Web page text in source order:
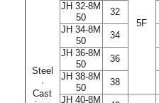
Steel
·
Cast
5F
JH 32-8M
50
32
JH 34-8M
50
34
JH 36-8M
50
36
JH 38-8M
50
38
JH 40-8M